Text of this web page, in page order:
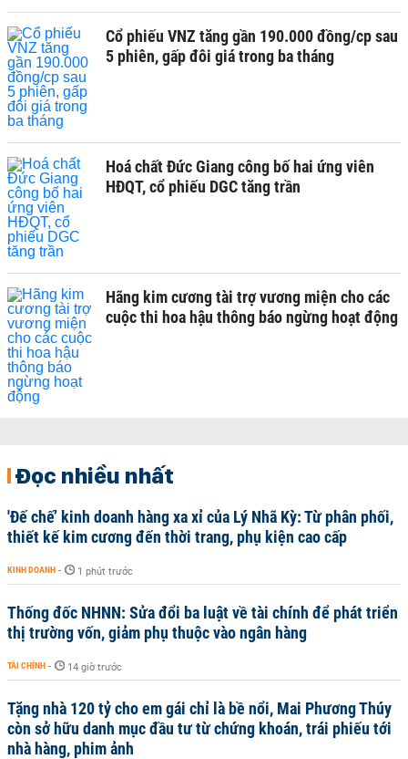
Cổ phiếu VNZ tăng gần 190.000 đồng/cp sau
5 phiên, gấp đôi giá trong ba tháng
Hoá chất Đức Giang công bố hai ứng viên
HĐQT, cổ phiếu DGC tăng trần
Hãng kim cương tài trợ vương miện cho các
cuộc thi hoa hậu thông báo ngừng hoạt động
Đọc nhiều nhất
'Đế chế’ kinh doanh hàng xa xỉ của Lý Nhã Kỳ: Từ phân phối,
thiết kế kim cương đến thời trang, phụ kiện cao cấp
KINH DOANH - 1 phút trước
Thống đốc NHNN: Sửa đổi ba luật về tài chính để phát triển
thị trường vốn, giảm phụ thuộc vào ngân hàng
TÀI CHÍNH - 14 giờ trước
Tặng nhà 120 tỷ cho em gái chỉ là bề nổi, Mai Phương Thúy
còn sở hữu danh mục đầu tư từ chứng khoán, trái phiếu tới
nhà hàng, phim ảnh